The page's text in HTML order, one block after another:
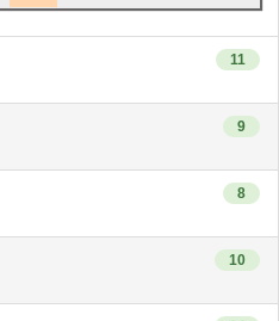
11
9
8
10